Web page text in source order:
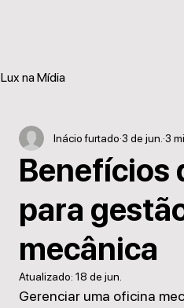
Lux na Mídia
Benefícios
para
mecânica
Inácio furtado 3 de jun. 3
Atualizado: 18 de jun.
Gerenciar uma oficina